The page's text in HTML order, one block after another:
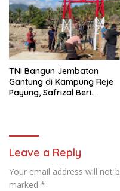
TNI Bangun Jembatan
Gantung di Kampung Reje
Payung, Safrizal Beri
Leave a Reply
Your email address will not
marked *